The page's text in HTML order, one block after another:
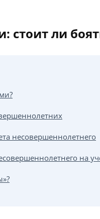
стоит ли
несовершеннолетнего
на